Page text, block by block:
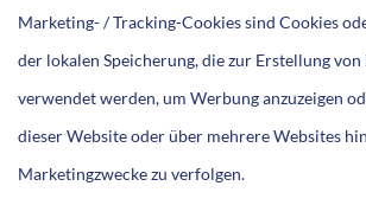
Marketing- / Tracking-Cookies sind Cookies
der lokalen Speicherung, die zur Erstellung
verwendet werden, um Werbung anzuzeigen
dieser Website oder über mehrere Websites
Marketingzwecke zu verfolgen.